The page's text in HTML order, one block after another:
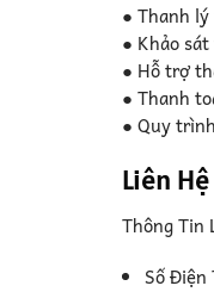
● Thanh
● Khảo
● Hỗ trợ
● Thanh
● Quy
Liên
Thông Tin
Số